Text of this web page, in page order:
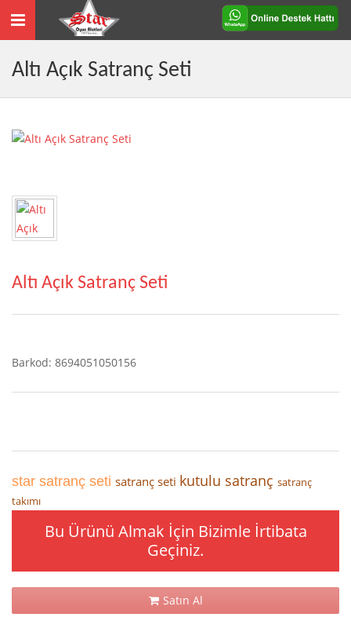
Toggle
navigation
Altı Açık Satranç Seti
Altı Açık Satranç Seti
Barkod: 8694051050156
star satranç seti satranç seti kutulu satranç satranç
takımı
Bu Ürünü Almak İçin Bizimle İrtibata
Geçiniz.
Satın Al